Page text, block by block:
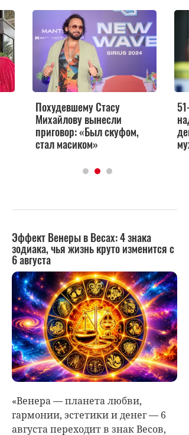
Похудевшему Стасу
Михайлову вынесли
приговор: «Был скуфом,
стал масиком»